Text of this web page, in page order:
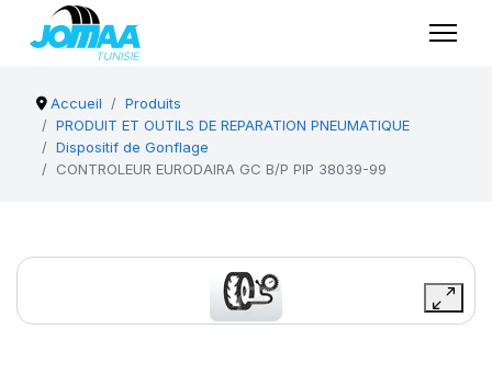
Accueil
Produits
PRODUIT ET OUTILS DE REPARATION PNEUMATIQUE
Dispositif de Gonflage
CONTROLEUR EURODAIRA GC B/P PIP 38039-99